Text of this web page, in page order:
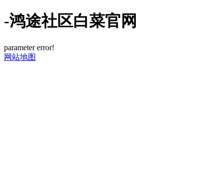
-鸿途社区白菜官网
parameter error!
网站地图